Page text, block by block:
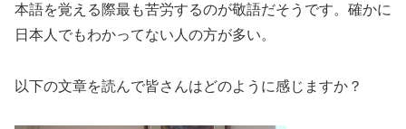
本語を覚える際最も苦労するのが敬語だそうです。確かに
日本人でもわかってない人の方が多い。
以下の文章を読んで皆さんはどのように感じますか？